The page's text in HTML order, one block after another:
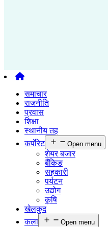
समाचार
राजनीति
प्रवास
शिक्षा
स्थानीय तह
कर्पाेरेट
Open menu
शेयर बजार
बैंकिङ
सहकारी
पर्यटन
उद्योग
कृषि
खेलकुद
कला
Open menu